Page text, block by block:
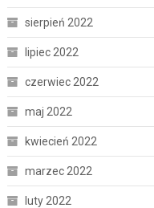
sierpień 2022
lipiec 2022
czerwiec 2022
maj 2022
kwiecień 2022
marzec 2022
luty 2022